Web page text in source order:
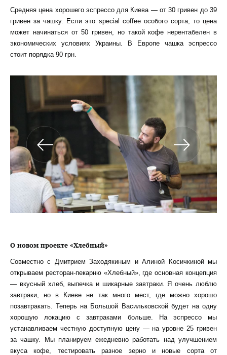
Средняя цена хорошего эспрессо для Киева — от 30 гривен до 39
гривен за чашку. Если это special coffee особого сорта, то цена
может начинаться от 50 гривен, но такой кофе нерентабелен в
экономических условиях Украины. В Европе чашка эспрессо
стоит порядка 90 грн.
О новом проекте «Хлебный»
Совместно с Дмитрием Заходякиным и Алиной Косичкиной мы
открываем ресторан-пекарню «Хлебный», где основная концепция
— вкусный хлеб, выпечка и шикарные завтраки. Я очень люблю
завтраки, но в Киеве не так много мест, где можно хорошо
позавтракать. Теперь на Большой Васильковской будет на одну
хорошую локацию с завтраками больше. На эспрессо мы
устанавливаем честную доступную цену — на уровне 25 гривен
за чашку. Мы планируем ежедневно работать над улучшением
вкуса кофе, тестировать разное зерно и новые сорта от